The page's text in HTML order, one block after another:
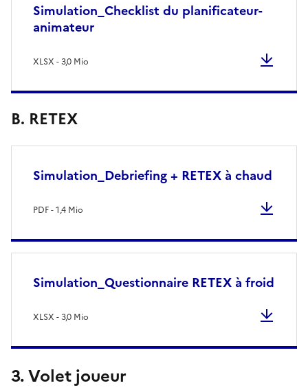
Simulation_Checklist du planificateur-
animateur
XLSX - 3,0 Mio
B. RETEX
Simulation_Debriefing + RETEX à chaud
PDF - 1,4 Mio
Simulation_Questionnaire RETEX à froid
XLSX - 3,0 Mio
3. Volet joueur